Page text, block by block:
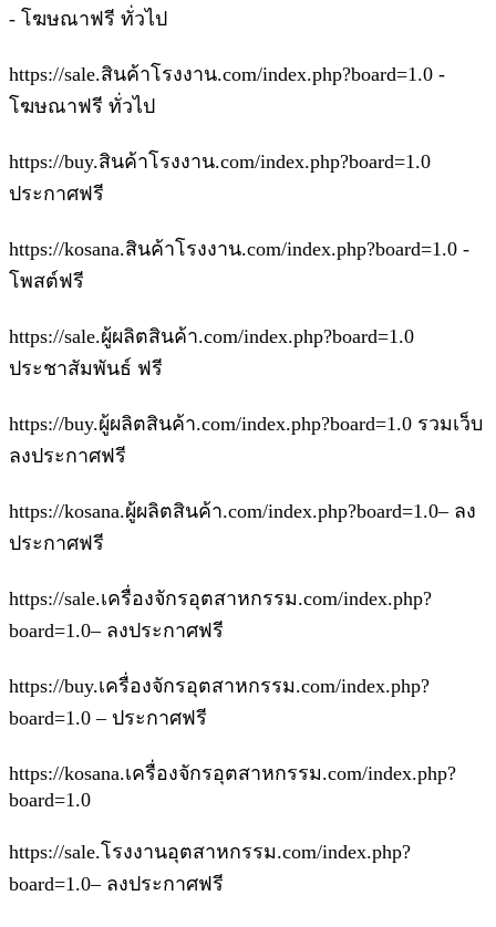
- โฆษณาฟรี ทั่วไป
https://sale.สินค้าโรงงาน.com/index.php?board=1.0 -
โฆษณาฟรี ทั่วไป
https://buy.สินค้าโรงงาน.com/index.php?board=1.0
ประกาศฟรี
https://kosana.สินค้าโรงงาน.com/index.php?board=1.0 -
โพสต์ฟรี
https://sale.ผู้ผลิตสินค้า.com/index.php?board=1.0
ประชาสัมพันธ์ ฟรี
https://buy.ผู้ผลิตสินค้า.com/index.php?board=1.0 รวมเว็บ
ลงประกาศฟรี
https://kosana.ผู้ผลิตสินค้า.com/index.php?board=1.0– ลง
ประกาศฟรี
https://sale.เครื่องจักรอุตสาหกรรม.com/index.php?
board=1.0– ลงประกาศฟรี
https://buy.เครื่องจักรอุตสาหกรรม.com/index.php?
board=1.0 – ประกาศฟรี
https://kosana.เครื่องจักรอุตสาหกรรม.com/index.php?
board=1.0
https://sale.โรงงานอุตสาหกรรม.com/index.php?
board=1.0– ลงประกาศฟรี